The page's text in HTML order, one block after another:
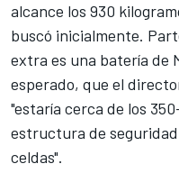
alcance los 930
buscó inicialmente.
extra es una batería de
esperado, que el
"estaría cerca de los
estructura de
celdas".